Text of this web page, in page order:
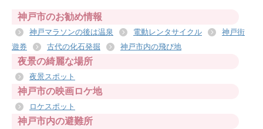
神戸市のお勧め情報
神戸マラソンの後は温泉 電動レンタサイクル
神戸街
遊券
古代の化石発掘 神戸市内の飛び地
夜景の綺麗な場所
夜景スポット
神戸市の映画ロケ地
ロケスポット
神戸市内の避難所